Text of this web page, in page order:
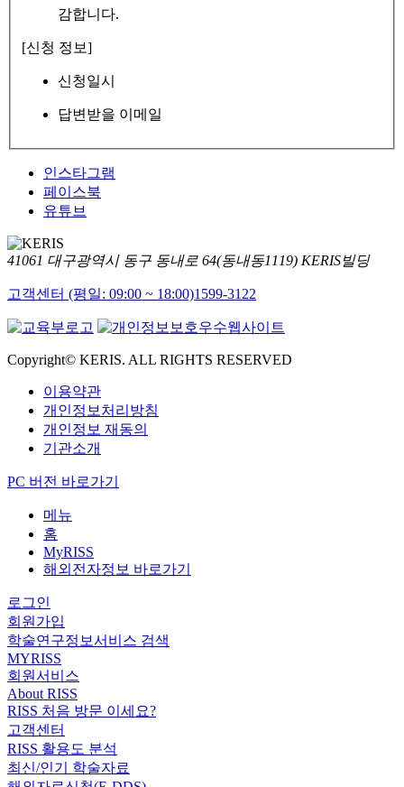
감합니다.
[신청 정보]
신청일시
답변받을 이메일
인스타그램
페이스북
유튜브
41061 대구광역시 동구 동내로 64(동내동1119) KERIS빌딩
고객센터 (평일: 09:00 ~ 18:00)1599-3122
Copyright© KERIS. ALL RIGHTS RESERVED
이용약관
개인정보처리방침
개인정보 재동의
기관소개
PC 버전 바로가기
메뉴
홈
MyRISS
해외전자정보 바로가기
로그인
회원가입
학술연구정보서비스 검색
MYRISS
회원서비스
About RISS
RISS 처음 방문 이세요?
고객센터
RISS 활용도 분석
최신/인기 학술자료